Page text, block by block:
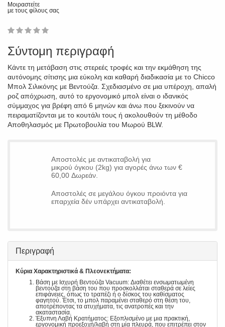
Μοιραστείτε
με τους φίλους σας
1
2
3
4
5
Σύντομη περιγραφή
Κάντε τη μετάβαση στις στερεές τροφές και την εκμάθηση της
αυτόνομης σίτισης μια εύκολη και καθαρή διαδικασία με το Chicco
Μπολ Σιλικόνης με Βεντούζα. Σχεδιασμένο σε μια υπέροχη, απαλή
ροζ απόχρωση, αυτό το εργονομικό μπολ είναι ο ιδανικός
σύμμαχος για βρέφη από 6 μηνών και άνω που ξεκινούν να
πειραματίζονται με το κουτάλι τους ή ακολουθούν τη μέθοδο
Αποθηλασμός με Πρωτοβουλία του Μωρού BLW.
Αποστολές με αντικαταβολή για
μικρού όγκου (2kg) για αγορές άνω των €
60,00 Δωρεάν.
Αποστολές σε μεγάλου όγκου προιόντα για
επαρχεία δέν υπάρχει αντικαταβολή.
Περιγραφή
Κύρια Χαρακτηριστικά & Πλεονεκτήματα:
Βάση με Ισχυρή Βεντούζα Vacuum: Διαθέτει ενσωματωμένη
βεντούζα στη βάση του που προσκολλάται σταθερά σε λείες
επιφάνειες, όπως το τραπέζι ή ο δίσκος του καθίσματος
φαγητού. Έτσι, το μπολ παραμένει σταθερό στη θέση του,
αποτρέποντας τα ατυχήματα, τις ανατροπές και την
ακαταστασία.
Έξυπνη Λαβή Κρατήματος: Εξοπλισμένο με μια πρακτική,
εργονομική προεξοχή/λαβή στη μία πλευρά, που επιτρέπει στον